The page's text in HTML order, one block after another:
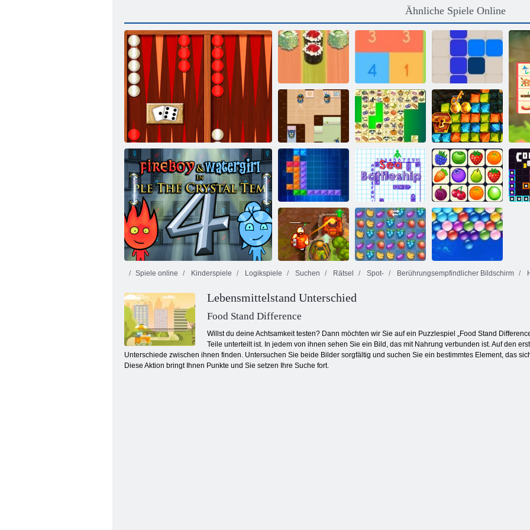
Ähnliche Spiele Online
Backgammon Classic
Sushi
Backgammon
Holen Sie sich
10
1212!
Hinterhältiger
James
Kris Mahjong
Feuer und Wasser 4: Kristalltempel
Goldrausch
Spiel
Ten Trix
Schiffe
Versenken
Onet Connect
Verfluchter
Schatz 2
Spiele online Kinderspiele Logikspiele Suchen Rätsel Spot- Berührungsempfindlicher Bildschirm
Lebensmittelstand Unterschied
Food Stand Difference
Willst du deine Achtsamkeit testen? Dann möchten wir Sie auf ein Puzzlespiel „Food Stand
Teile unterteilt ist. In jedem von ihnen sehen Sie ein Bild, das mit Nahrung verbunden ist. Auf den
Unterschiede zwischen ihnen finden. Untersuchen Sie beide Bilder sorgfältig und suchen Sie ein bestimmtes Element, das
Diese Aktion bringt Ihnen Punkte und Sie setzen Ihre Suche fort.